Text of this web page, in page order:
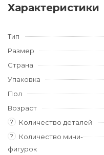
Характеристики
Тип
Размер
Страна
Упаковка
Пол
Возраст
? Количество деталей
?
Количество мини-
фигурок